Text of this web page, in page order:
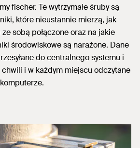
fischer. Te wytrzymałe śruby są
które nieustannie mierzą, jak
sobą połączone oraz na jakie
środowiskowe są narażone. Dane
do centralnego systemu i
i w każdym miejscu odczytane